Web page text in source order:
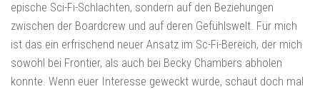
epische Sci-Fi-Schlachten, sondern auf den Beziehungen
zwischen der Boardcrew und auf deren Gefühlswelt. Für mich
ist das ein erfrischend neuer Ansatz im Sc-Fi-Bereich, der mich
sowohl bei Frontier, als auch bei Becky Chambers abholen
konnte. Wenn euer Interesse geweckt wurde, schaut doch mal